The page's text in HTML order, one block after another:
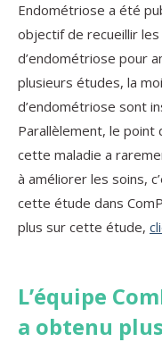
Endométriose a été
objectif de recueillir
d’endométriose pour
plusieurs études, la
d’endométriose sont
Parallèlement, le
cette maladie a
à améliorer les soins,
cette étude dans
plus sur cette étude,
L’équipe
a obtenu